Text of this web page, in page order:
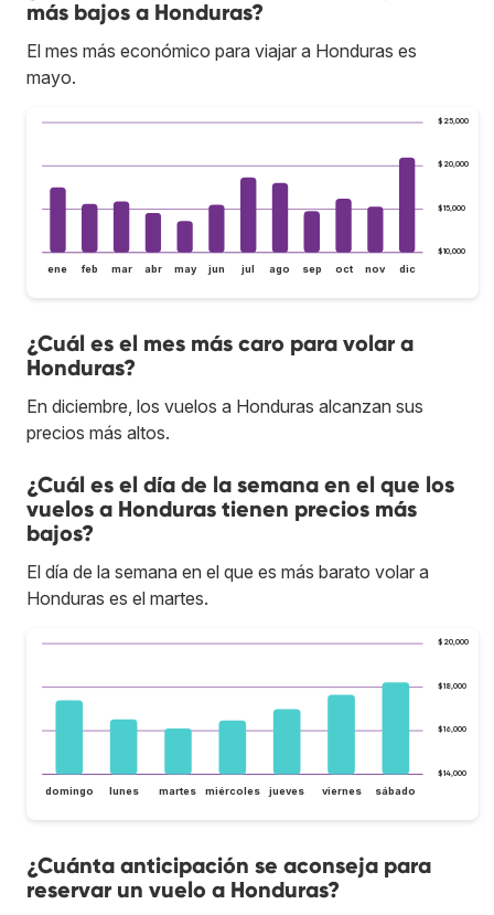
más bajos a Honduras?
El mes más económico para viajar a Honduras es
mayo.
$10,000
$15,000
$20,000
$25,000
ene feb mar abr may jun jul ago sep oct nov dic
¿Cuál es el mes más caro para volar a
Honduras?
En diciembre, los vuelos a Honduras alcanzan sus
precios más altos.
¿Cuál es el día de la semana en el que los
vuelos a Honduras tienen precios más
bajos?
El día de la semana en el que es más barato volar a
Honduras es el martes.
$14,000
$16,000
$18,000
$20,000
domingo lunes martes miércoles jueves viernes sábado
¿Cuánta anticipación se aconseja para
reservar un vuelo a Honduras?